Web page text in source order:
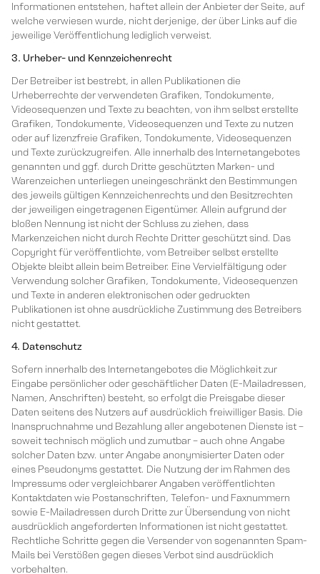
Informationen entstehen, haftet allein der Anbieter der Seite, auf
welche verwiesen wurde, nicht derjenige, der über Links auf die
jeweilige Veröffentlichung lediglich verweist.
3. Urheber- und Kennzeichenrecht
Der Betreiber ist bestrebt, in allen Publikationen die
Urheberrechte der verwendeten Grafiken, Tondokumente,
Videosequenzen und Texte zu beachten, von ihm selbst erstellte
Grafiken, Tondokumente, Videosequenzen und Texte zu nutzen
oder auf lizenzfreie Grafiken, Tondokumente, Videosequenzen
und Texte zurückzugreifen. Alle innerhalb des Internetangebotes
genannten und ggf. durch Dritte geschützten Marken- und
Warenzeichen unterliegen uneingeschränkt den Bestimmungen
des jeweils gültigen Kennzeichenrechts und den Besitzrechten
der jeweiligen eingetragenen Eigentümer. Allein aufgrund der
bloßen Nennung ist nicht der Schluss zu ziehen, dass
Markenzeichen nicht durch Rechte Dritter geschützt sind. Das
Copyright für veröffentlichte, vom Betreiber selbst erstellte
Objekte bleibt allein beim Betreiber. Eine Vervielfältigung oder
Verwendung solcher Grafiken, Tondokumente, Videosequenzen
und Texte in anderen elektronischen oder gedruckten
Publikationen ist ohne ausdrückliche Zustimmung des Betreibers
nicht gestattet.
4. Datenschutz
Sofern innerhalb des Internetangebotes die Möglichkeit zur
Eingabe persönlicher oder geschäftlicher Daten (E-Mailadressen,
Namen, Anschriften) besteht, so erfolgt die Preisgabe dieser
Daten seitens des Nutzers auf ausdrücklich freiwilliger Basis. Die
Inanspruchnahme und Bezahlung aller angebotenen Dienste ist –
soweit technisch möglich und zumutbar – auch ohne Angabe
solcher Daten bzw. unter Angabe anonymisierter Daten oder
eines Pseudonyms gestattet. Die Nutzung der im Rahmen des
Impressums oder vergleichbarer Angaben veröffentlichten
Kontaktdaten wie Postanschriften, Telefon- und Faxnummern
sowie E-Mailadressen durch Dritte zur Übersendung von nicht
ausdrücklich angeforderten Informationen ist nicht gestattet.
Rechtliche Schritte gegen die Versender von sogenannten Spam-
Mails bei Verstößen gegen dieses Verbot sind ausdrücklich
vorbehalten.